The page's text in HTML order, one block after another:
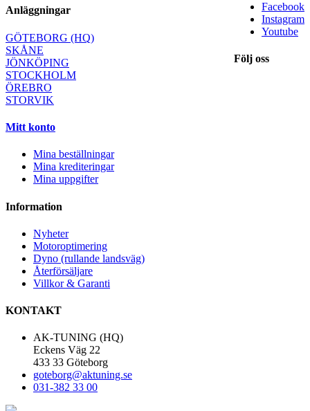
Facebook
Instagram
Youtube
Följ oss
Anläggningar
GÖTEBORG (HQ)
SKÅNE
JÖNKÖPING
STOCKHOLM
ÖREBRO
STORVIK
Mitt konto
Mina beställningar
Mina krediteringar
Mina uppgifter
Information
Nyheter
Motoroptimering
Dyno (rullande landsväg)
Återförsäljare
Villkor & Garanti
KONTAKT
AK-TUNING (HQ)
Eckens Väg 22
433 33 Göteborg
goteborg@aktuning.se
031-382 33 00